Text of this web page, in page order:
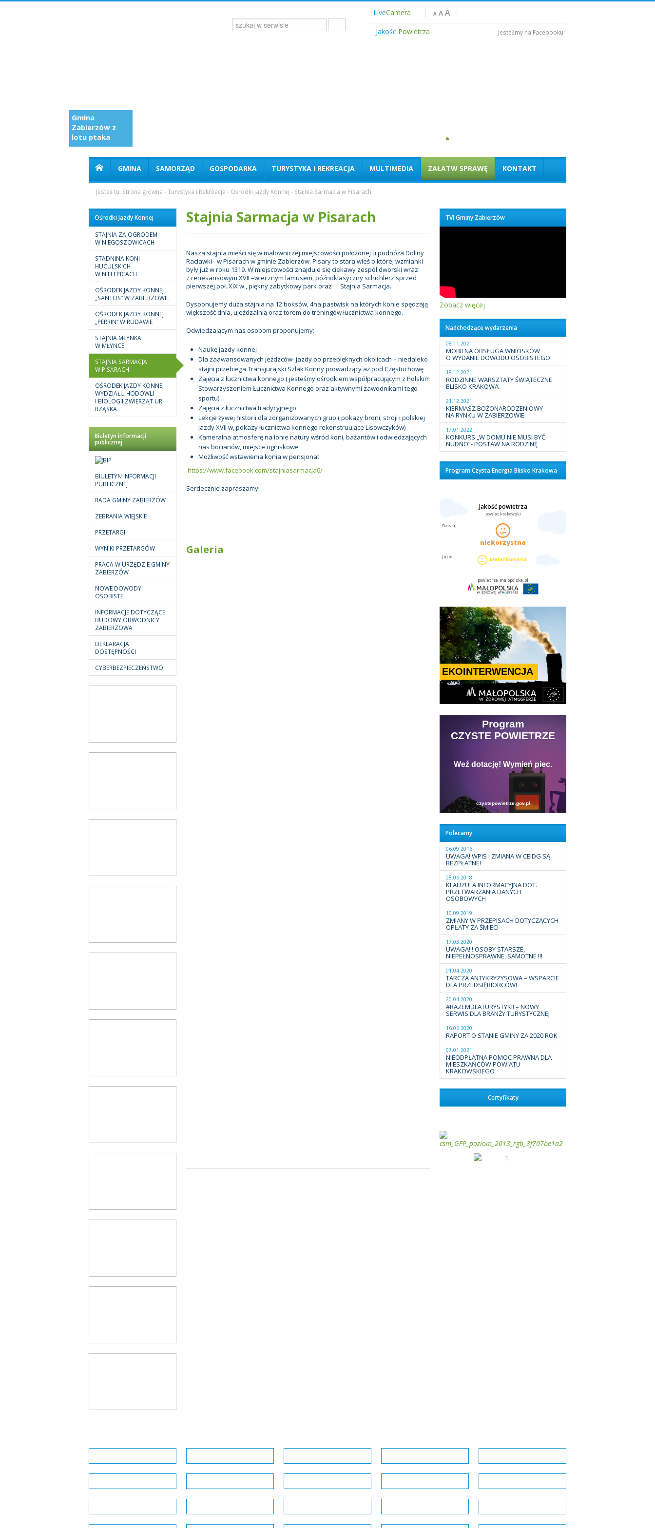
LiveCamera A A A
Jakość Powietrza Jesteśmy na Facebooku:
Gmina
Zabierzów z
lotu ptaka
GMINA SAMORZĄD GOSPODARKA TURYSTYKA I REKREACJA MULTIMEDIA ZAŁATW SPRAWĘ KONTAKT
Jesteś tu: Strona główna -Turystyka i Rekreacja - Ośrodki Jazdy Konnej - Stajnia Sarmacja w Pisarach
TVI Gminy Zabierzów
Zobacz więcej
Nadchodzące wydarzenia
08.11.2021
MOBILNA OBSŁUGA WNIOSKÓW
O WYDANIE DOWODU OSOBISTEGO
18.12.2021
RODZINNE WARSZTATY ŚWIĄTECZNE
BLISKO KRAKOWA
21.12.2021
KIERMASZ BOŻONARODZENIOWY
NA RYNKU W ZABIERZOWIE
17.01.2022
KONKURS „W DOMU NIE MUSI BYĆ
NUDNO”- POSTAW NA RODZINĘ
Program Czysta Energia Blisko Krakowa
Polecamy
06.09.2016
UWAGA! WPIS I ZMIANA W CEIDG SĄ
BEZPŁATNE!
28.06.2018
KLAUZULA INFORMACYJNA DOT.
PRZETWARZANIA DANYCH
OSOBOWYCH
10.09.2019
ZMIANY W PRZEPISACH DOTYCZĄCYCH
OPŁATY ZA ŚMIECI
17.03.2020
UWAGA!!! OSOBY STARSZE,
NIEPEŁNOSPRAWNE, SAMOTNE !!!
01.04.2020
TARCZA ANTYKRYZYSOWA – WSPARCIE
DLA PRZEDSIĘBIORCÓW!
20.04.2020
#RAZEMDLATURYSTYKI! – NOWY
SERWIS DLA BRANŻY TURYSTYCZNEJ
16.06.2020
RAPORT O STANIE GMINY ZA 2020 ROK
07.01.2021
NIEODPŁATNA POMOC PRAWNA DLA
MIESZKAŃCÓW POWIATU
KRAKOWSKIEGO
Certyfikaty
займ на карту
Ośrodki Jazdy Konnej
STAJNIA ZA OGRODEM
W NIEGOSZOWICACH
STADNINA KONI
HUCULSKICH
W NIELEPICACH
OŚRODEK JAZDY KONNEJ
„SANTOS” W ZABIERZOWIE
OŚRODEK JAZDY KONNEJ
„PERRIN” W RUDAWIE
STAJNIA MŁYNKA
W MŁYNCE
STAJNIA SARMACJA
W PISARACH
OŚRODEK JAZDY KONNEJ
WYDZIAŁU HODOWLI
I BIOLOGII ZWIERZĄT UR
RZĄSKA
Biuletyn informacji
publicznej
BIULETYN INFORMACJI
PUBLICZNEJ
RADA GMINY ZABIERZÓW
ZEBRANIA WIEJSKIE
PRZETARGI
WYNIKI PRZETARGÓW
PRACA W URZĘDZIE GMINY
ZABIERZÓW
NOWE DOWODY
OSOBISTE
INFORMACJE DOTYCZĄCE
BUDOWY OBWODNICY
ZABIERZOWA
DEKLARACJA
DOSTĘPNOŚCI
CYBERBEZPIECZEŃSTWO
Stajnia Sarmacja w Pisarach
Nasza stajnia mieści się w malowniczej miejscowości położonej u podnóża Doliny
Racławki- w Pisarach w gminie Zabierzów. Pisary to stara wieś o której wzmianki
były już w roku 1319. W miejscowości znajduje się ciekawy zespół dworski wraz
z renesansowym XVII –wiecznym lamusem, późnoklasyczny schichlerz sprzed
pierwszej poł. XiX w , piękny zabytkowy park oraz … Stajnia Sarmacja.
Dysponujemy duża stajnia na 12 boksów, 4ha pastwisk na których konie spędzają
większość dnia, ujeżdzalnią oraz torem do treningów łucznictwa konnego.
Odwiedzającym nas osobom proponujemy:
Naukę jazdy konnej
Dla zaawansowanych jeźdzców- jazdy po przepięknych okolicach – niedaleko
stajni przebiega Transjurajski Szlak Konny prowadzący aż pod Częstochowę
Zajęcia z łucznictwa konnego ( jesteśmy ośrodkiem współpracującym z Polskim
Stowarzyszeniem Łucznictwa Konnego oraz aktywnymi zawodnikami tego
sportu)
Zajęcia z łucznictwa tradycyjnego
Lekcje żywej historii dla zorganizowanych grup ( pokazy broni, stroji i polskiej
jazdy XVII w, pokazy łucznictwa konnego rekonstruujące Lisowczyków)
Kameralna atmosferę na łonie natury wśród koni, bażantów i odwiedzających
nas bocianów, miejsce ogniskowe
Możliwość wstawienia konia w pensjonat
https://www.facebook.com/stajniasarmacja6/
Serdecznie zapraszamy!
Galeria